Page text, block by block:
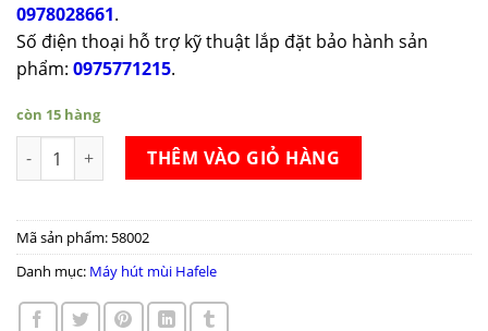
0978028661.
Số điện thoại hỗ trợ kỹ thuật lắp đặt bảo hành sản
phẩm: 0975771215.
còn 15 hàng
Máy hút mùi Hafele HH-WVG90B số lượng
THÊM VÀO GIỎ HÀNG
Mã sản phẩm: 58002
Danh mục: Máy hút mùi Hafele